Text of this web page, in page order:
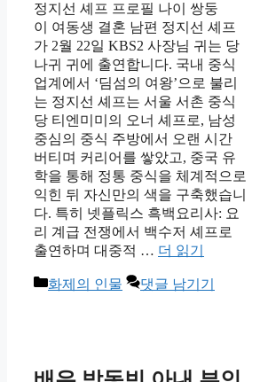
정지선 셰프 프로필 나이 쌍둥
이 여동생 결혼 남편 정지선 셰프
가 2월 22일 KBS2 사장님 귀는 당
나귀 귀에 출연합니다. 국내 중식
업계에서 ‘딤섬의 여왕’으로 불리
는 정지선 셰프는 서울 서촌 중식
당 티엔미미의 오너 셰프로, 남성
중심의 중식 주방에서 오랜 시간
버티며 커리어를 쌓았고, 중국 유
학을 통해 정통 중식을 체계적으로
익힌 뒤 자신만의 색을 구축했습니
다.​ 특히 넷플릭스 흑백요리사: 요
리 계급 전쟁에서 백수저 셰프로
출연하며 대중적 … 더 읽기
카
화제의 인물 댓글 남기기